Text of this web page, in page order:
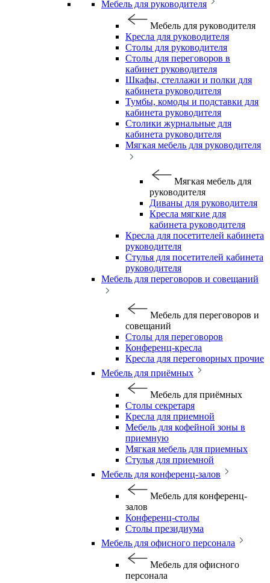
Мебель для руководителя
Мебель для руководителя
Кресла для руководителя
Столы для руководителя
Столы для переговоров в
кабинет руководителя
Шкафы, стеллажи и полки для
кабинета руководителя
Тумбы, комоды и подставки для
кабинета руководителя
Столики журнальные для
кабинета руководителя
Мягкая мебель для руководителя
Мягкая мебель для
руководителя
Диваны для руководителя
Кресла мягкие для
кабинета руководителя
Кресла для посетителей кабинета
руководителя
Стулья для посетителей кабинета
руководителя
Мебель для переговоров и совещаний
Мебель для переговоров и
совещаний
Столы для переговоров
Конференц-кресла
Кресла для переговорных прочие
Мебель для приёмных
Мебель для приёмных
Столы секретаря
Кресла для приемной
Мебель для кофейной зоны в
приемную
Мягкая мебель для приемных
Стулья для приемной
Мебель для конференц-залов
Мебель для конференц-
залов
Конференц-столы
Столы президиума
Мебель для офисного персонала
Мебель для офисного
персонала